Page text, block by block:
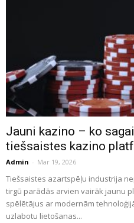
Jauni kazino – ko
tiešsaistes kazino
Admin - Mar 19, 2026
Tiešsaistes azartspēļu industrija
tirgū parādās arvien vairāk jaunu
spēlētājus ar modernām
uzlabotu lietošanas...